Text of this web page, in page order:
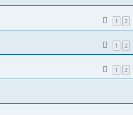
1 2
1 2
1 2